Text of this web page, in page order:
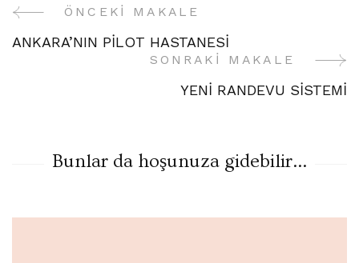
YazıÖNCEKI MAKALE
ANKARA’NIN PİLOT HASTANESİ
SONRAKI MAKALE
YENİ RANDEVU SİSTEMİ
Bunlar da hoşunuza gidebilir...